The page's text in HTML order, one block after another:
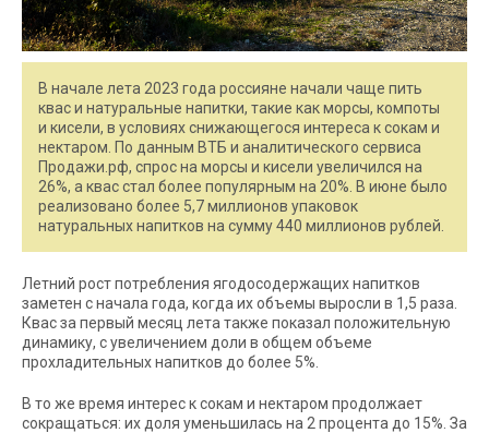
В начале лета 2023 года россияне начали чаще пить
квас и натуральные напитки, такие как морсы, компоты
и кисели, в условиях снижающегося интереса к сокам и
нектаром. По данным ВТБ и аналитического сервиса
Продажи.рф, спрос на морсы и кисели увеличился на
26%, а квас стал более популярным на 20%. В июне было
реализовано более 5,7 миллионов упаковок
натуральных напитков на сумму 440 миллионов рублей.
Летний рост потребления ягодосодержащих напитков
заметен с начала года, когда их объемы выросли в 1,5 раза.
Квас за первый месяц лета также показал положительную
динамику, с увеличением доли в общем объеме
прохладительных напитков до более 5%.
В то же время интерес к сокам и нектаром продолжает
сокращаться: их доля уменьшилась на 2 процента до 15%. За